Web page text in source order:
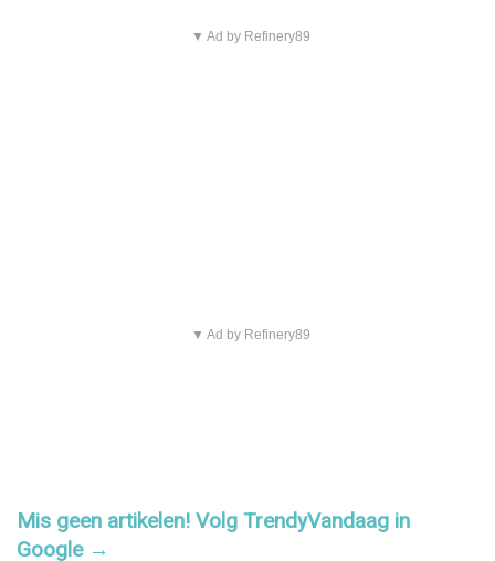
▼ Ad by Refinery89
▼ Ad by Refinery89
Mis geen artikelen! Volg TrendyVandaag in
Google →